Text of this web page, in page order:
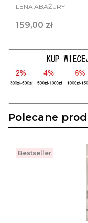
PRODUCENT
LENA ABAŻURY
Cena
159,00 zł
Polecane
Bestseller